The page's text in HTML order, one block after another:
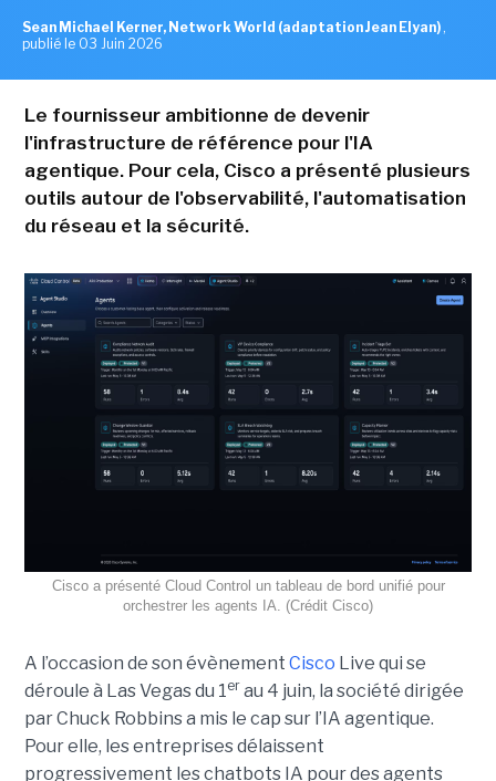
Sean Michael Kerner, Network World (adaptation Jean Elyan) ,
publié le 03 Juin 2026
Le fournisseur ambitionne de devenir
l'infrastructure de référence pour l'IA
agentique. Pour cela, Cisco a présenté plusieurs
outils autour de l'observabilité, l'automatisation
du réseau et la sécurité.
Cisco a présenté Cloud Control un tableau de bord unifié pour
orchestrer les agents IA. (Crédit Cisco)
A l’occasion de son évènement Cisco Live qui se
déroule à Las Vegas du 1erau 4 juin, la société dirigée
par Chuck Robbins a mis le cap sur l’IA agentique.
Pour elle, les entreprises délaissent
progressivement les chatbots IA pour des agents